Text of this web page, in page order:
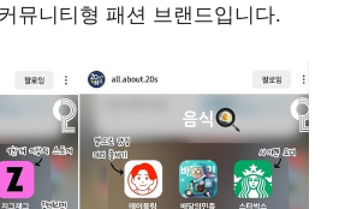
뮤니티형 패션 브랜드입니다.